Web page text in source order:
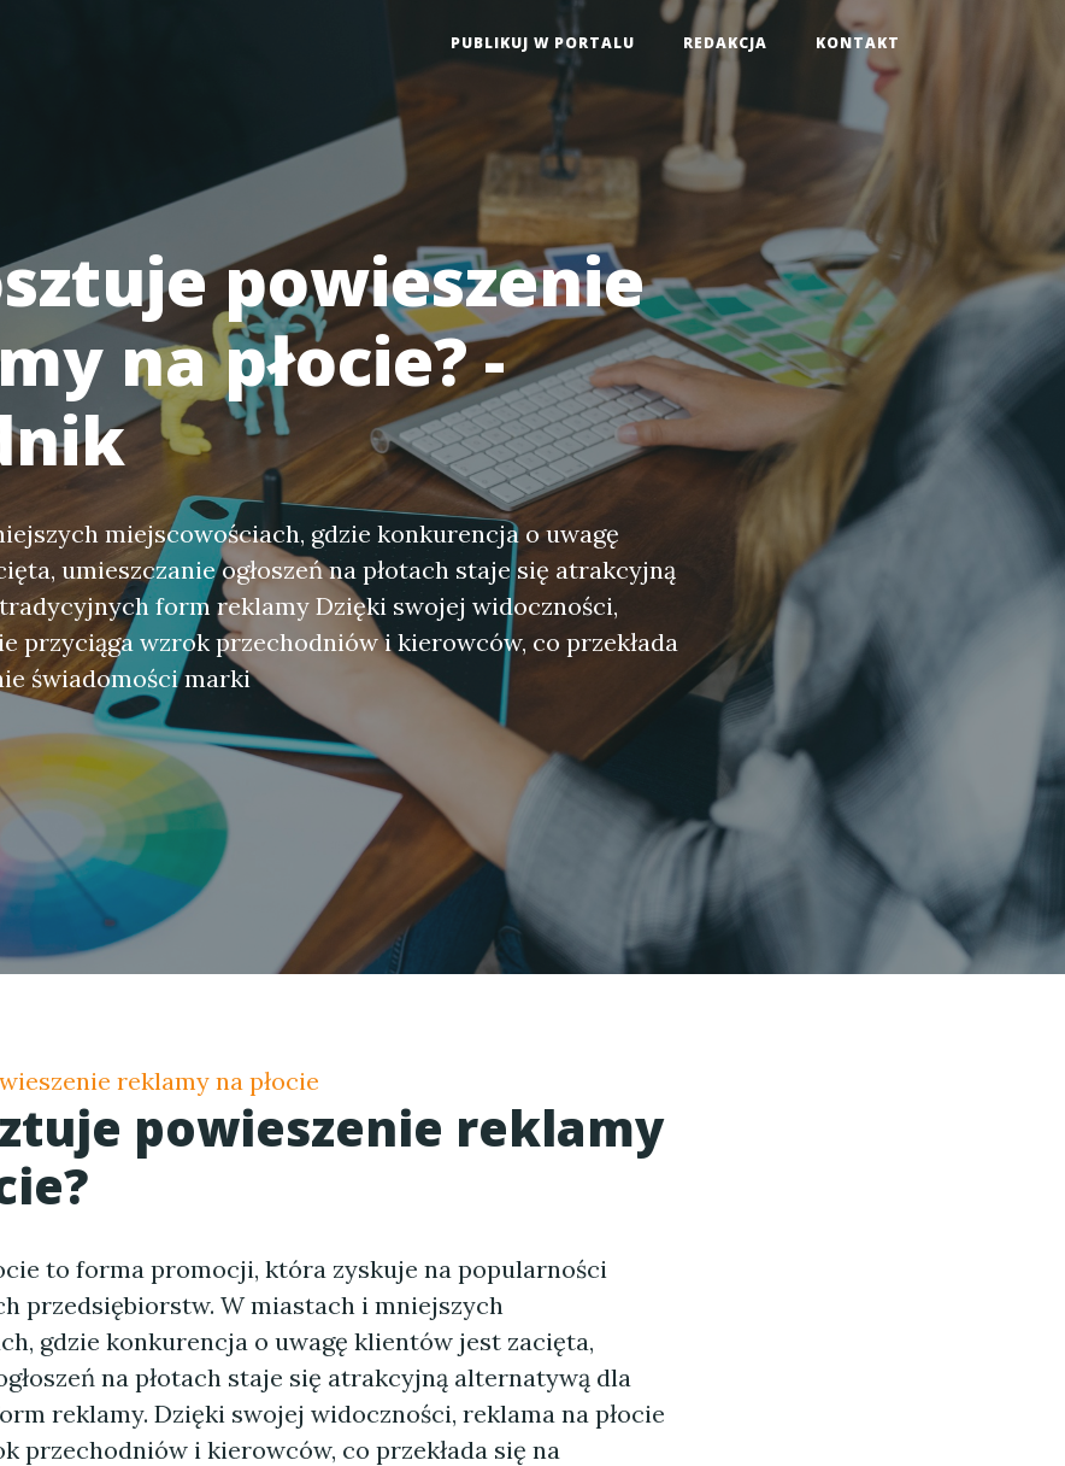
PUBLIKUJ W PORTALU REDAKCJA KONTAKT
powieszenie
na płocie? -
miejscowościach, gdzie konkurencja o uwagę
umieszczanie ogłoszeń na płotach staje się atrakcyjną
form reklamy Dzięki swojej widoczności,
przyciąga wzrok przechodniów i kierowców, co przekłada
świadomości marki
reklamy na płocie
powieszenie reklamy
to forma promocji, która zyskuje na popularności
przedsiębiorstw. W miastach i mniejszych
gdzie konkurencja o uwagę klientów jest zacięta,
na płotach staje się atrakcyjną alternatywą dla
reklamy. Dzięki swojej widoczności, reklama na płocie
przechodniów i kierowców, co przekłada się na